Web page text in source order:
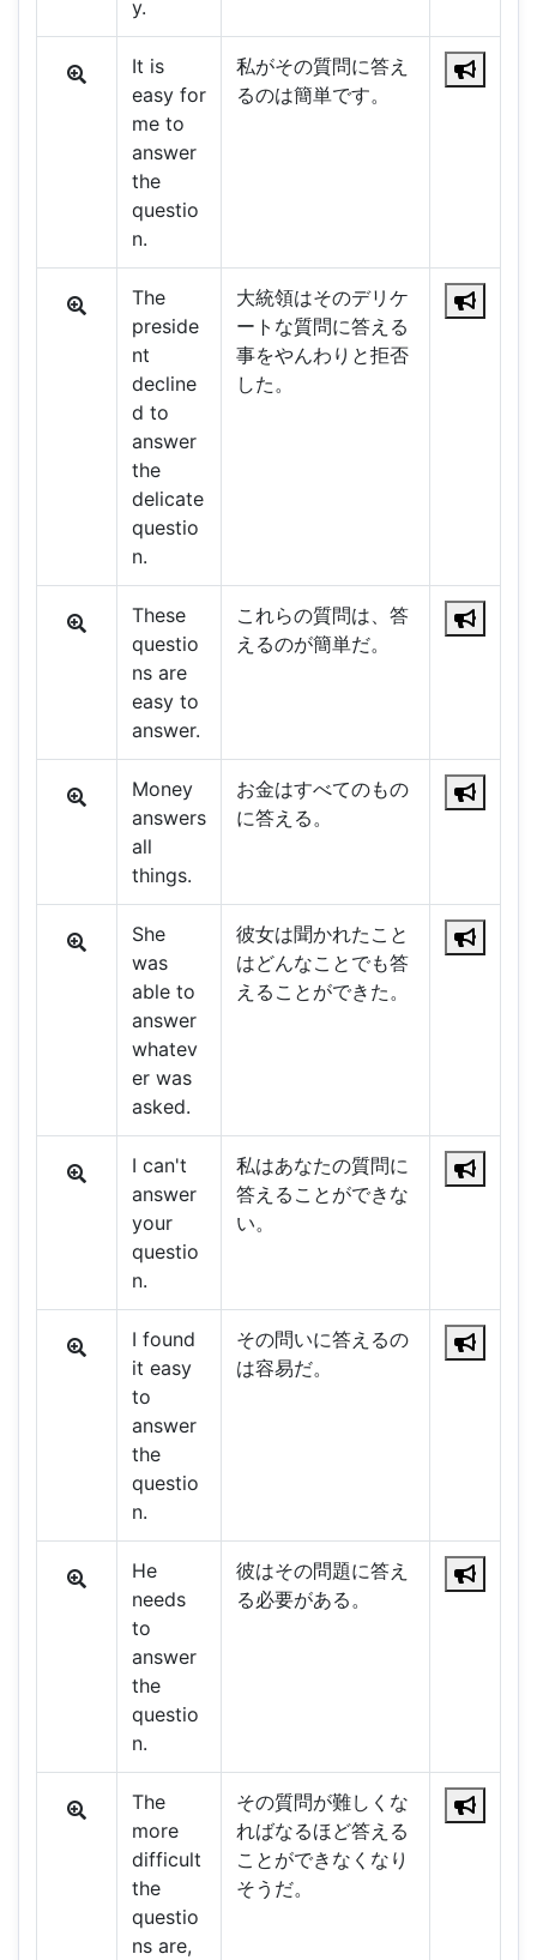
y.
It is
easy for
me to
answer
the
questio
n.
私がその質問に答え
るのは簡単です。
The
preside
nt
decline
d to
answer
the
delicate
questio
n.
大統領はそのデリケ
ートな質問に答える
事をやんわりと拒否
した。
These
questio
ns are
easy to
answer.
これらの質問は、答
えるのが簡単だ。
Money
answers
all
things.
お金はすべてのもの
に答える。
She
was
able to
answer
whatev
er was
asked.
彼女は聞かれたこと
はどんなことでも答
えることができた。
I can't
answer
your
questio
n.
私はあなたの質問に
答えることができな
い。
I found
it easy
to
answer
the
questio
n.
その問いに答えるの
は容易だ。
He
needs
to
answer
the
questio
n.
彼はその問題に答え
る必要がある。
The
more
difficult
the
questio
ns are,
その質問が難しくな
ればなるほど答える
ことができなくなり
そうだ。